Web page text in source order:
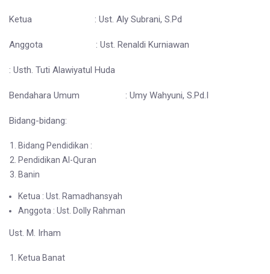
Ketua : Ust. Aly Subrani, S.Pd
Anggota : Ust. Renaldi Kurniawan
: Usth. Tuti Alawiyatul Huda
Bendahara Umum : Umy Wahyuni, S.Pd.I
Bidang-bidang:
Bidang Pendidikan :
Pendidikan Al-Quran
Banin
Ketua : Ust. Ramadhansyah
Anggota : Ust. Dolly Rahman
Ust. M. Irham
Ketua Banat